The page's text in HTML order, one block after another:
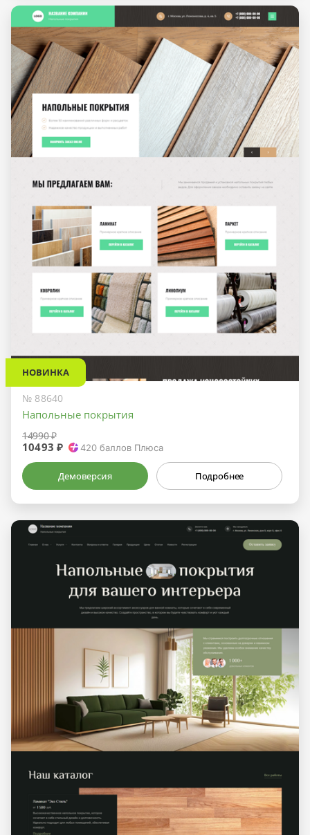
НОВИНКА
№ 88640
Напольные покрытия
14990 ₽
10493 ₽ 420 баллов Плюса
Демоверсия Подробнее